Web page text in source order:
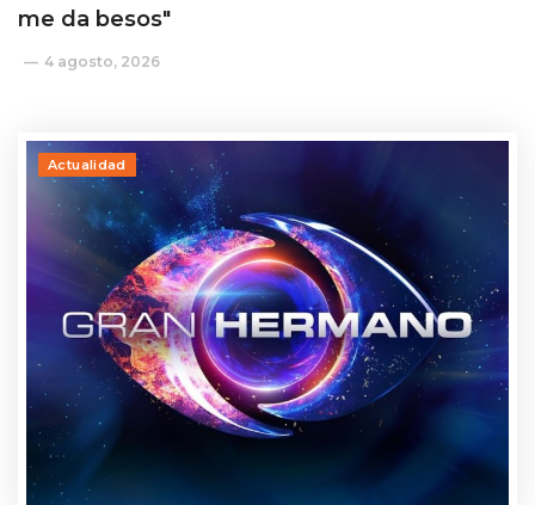
me da besos"
4 agosto, 2026
Actualidad